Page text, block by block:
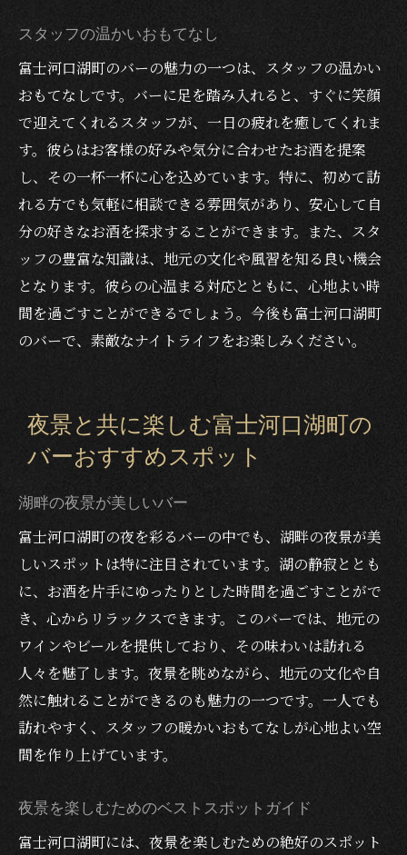
スタッフの温かいおもてなし
富士河口湖町のバーの魅力の一つは、スタッフの温かい
おもてなしです。バーに足を踏み入れると、すぐに笑顔
で迎えてくれるスタッフが、一日の疲れを癒してくれま
す。彼らはお客様の好みや気分に合わせたお酒を提案
し、その一杯一杯に心を込めています。特に、初めて訪
れる方でも気軽に相談できる雰囲気があり、安心して自
分の好きなお酒を探求することができます。また、スタ
ッフの豊富な知識は、地元の文化や風習を知る良い機会
となります。彼らの心温まる対応とともに、心地よい時
間を過ごすことができるでしょう。今後も富士河口湖町
のバーで、素敵なナイトライフをお楽しみください。
夜景と共に楽しむ富士河口湖町の
バーおすすめスポット
湖畔の夜景が美しいバー
富士河口湖町の夜を彩るバーの中でも、湖畔の夜景が美
しいスポットは特に注目されています。湖の静寂ととも
に、お酒を片手にゆったりとした時間を過ごすことがで
き、心からリラックスできます。このバーでは、地元の
ワインやビールを提供しており、その味わいは訪れる
人々を魅了します。夜景を眺めながら、地元の文化や自
然に触れることができるのも魅力の一つです。一人でも
訪れやすく、スタッフの暖かいおもてなしが心地よい空
間を作り上げています。
夜景を楽しむためのベストスポットガイド
富士河口湖町には、夜景を楽しむための絶好のスポット